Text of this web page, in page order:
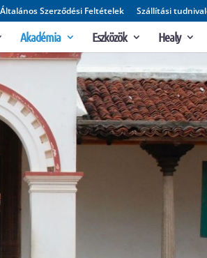
Általános Szerződési Feltételek Szállítási
Akadémia Eszközök Healy